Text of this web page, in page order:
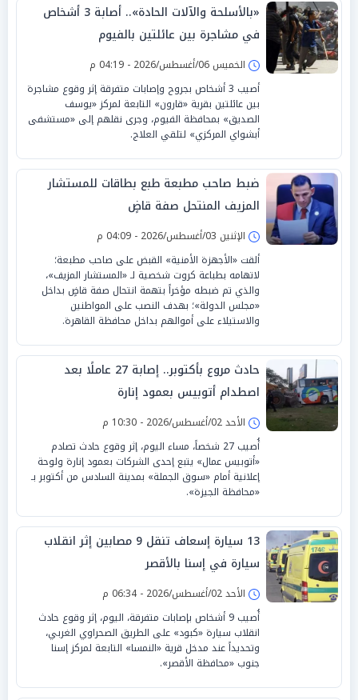
«بالأسلحة والآلات الحادة».. أصابة 3 أشخاص
في مشاجرة بين عائلتين بالفيوم
الخميس 06/أغسطس/2026 - 04:19 م
أصيب 3 أشخاص بجروح وإصابات متفرقة إثر وقوع مشاجرة
بين عائلتين بقرية «قارون» التابعة لمركز «يوسف
الصديق» بمحافظة الفيوم، وجرى نقلهم إلى «مستشفى
أبشواي المركزي» لتلقي العلاج.
ضبط صاحب مطبعة طبع بطاقات للمستشار
المزيف المنتحل صفة قاضٍ
الإثنين 03/أغسطس/2026 - 04:09 م
ألقت «الأجهزة الأمنية» القبض على صاحب مطبعة؛
لاتهامه بطباعة كروت شخصية لـ «المستشار المزيف»،
والذي تم ضبطه مؤخراً بتهمة انتحال صفة قاضٍ بداخل
«مجلس الدولة»؛ بهدف النصب على المواطنين
والاستيلاء على أموالهم بداخل محافظة القاهرة.
حادث مروع بأكتوبر.. إصابة 27 عاملًا بعد
اصطدام أتوبيس بعمود إنارة
الأحد 02/أغسطس/2026 - 10:30 م
أُصيب 27 شخصاً، مساء اليوم، إثر وقوع حادث تصادم
«أتوبيس عمال» يتبع إحدى الشركات بعمود إنارة ولوحة
إعلانية أمام «سوق الجملة» بمدينة السادس من أكتوبر بـ
«محافظة الجيزة».
13 سيارة إسعاف تنقل 9 مصابين إثر انقلاب
سيارة في إسنا بالأقصر
الأحد 02/أغسطس/2026 - 06:34 م
أُصيب 9 أشخاص بإصابات متفرقة، اليوم، إثر وقوع حادث
انقلاب سيارة «كبود» على الطريق الصحراوي الغربي،
وتحديداً عند مدخل قرية «النمسا» التابعة لمركز إسنا
جنوب «محافظة الأقصر».